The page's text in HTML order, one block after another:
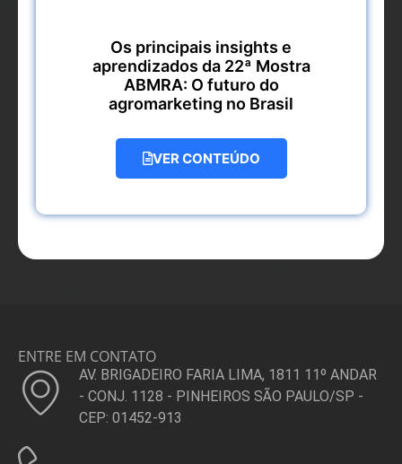
Os principais insights e
aprendizados da 22ª Mostra
ABMRA: O futuro do
agromarketing no Brasil
VER CONTEÚDO
ENTRE EM CONTATO
AV. BRIGADEIRO FARIA LIMA, 1811 11º ANDAR
- CONJ. 1128 - PINHEIROS SÃO PAULO/SP -
CEP: 01452-913